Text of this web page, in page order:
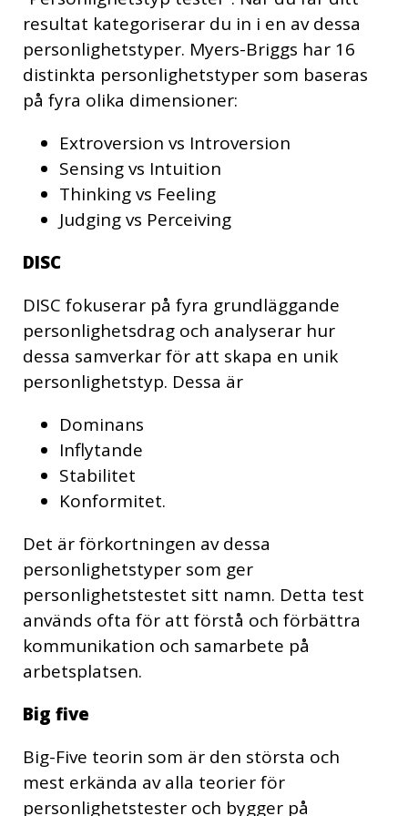
resultat kategoriserar du in i en av dessa
personlighetstyper. Myers-Briggs har 16
distinkta personlighetstyper som baseras
på fyra olika dimensioner:
Extroversion vs Introversion
Sensing vs Intuition
Thinking vs Feeling
Judging vs Perceiving
DISC
DISC fokuserar på fyra grundläggande
personlighetsdrag och analyserar hur
dessa samverkar för att skapa en unik
personlighetstyp. Dessa är
Dominans
Inflytande
Stabilitet
Konformitet.
Det är förkortningen av dessa
personlighetstyper som ger
personlighetstestet sitt namn. Detta test
används ofta för att förstå och förbättra
kommunikation och samarbete på
arbetsplatsen.
Big five
Big-Five teorin som är den största och
mest erkända av alla teorier för
personlighetstester och bygger på